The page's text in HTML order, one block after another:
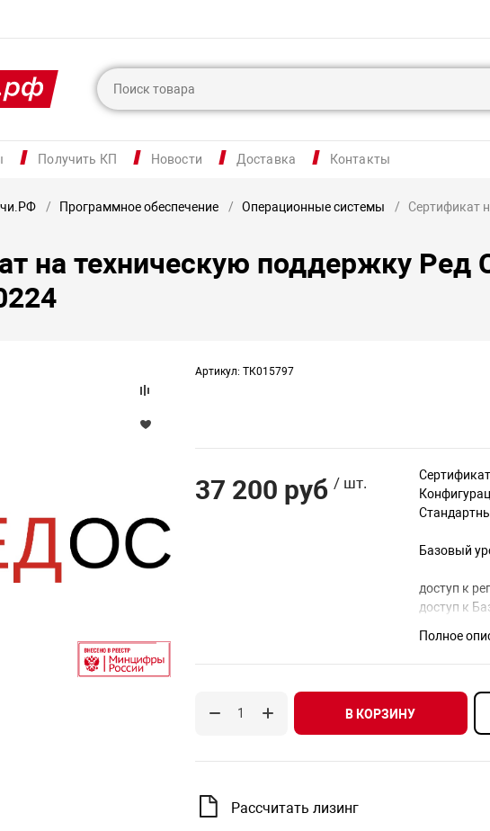
Получить КП Новости Доставка Контакты
Программное обеспечение Операционные системы
Сертификат
на техническую поддержку Ред
Артикул: ТК015797
37 200 руб / шт.
Базовый
доступ к
доступ к
версии ПО,
каналы
режим
время
Полное
В КОРЗИНУ
Рассчитать лизинг